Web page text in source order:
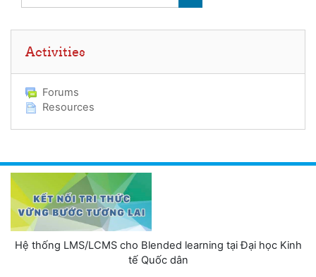
SEARCH COURSES
Activities
Forums
Resources
Hệ thống LMS/LCMS cho Blended learning tại Đại học Kinh
tế Quốc dân